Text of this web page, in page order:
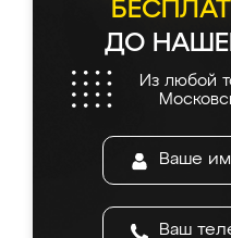
ДО
Из любой